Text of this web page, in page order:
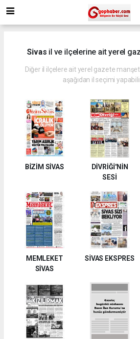
Sivas il ve ilçelerine ait yerel
Diğer il ilçelere ait yerel gazete
aşağıdan il seçimi
BİZİM SİVAS
DİVRİĞİ'NİN
SESİ
MEMLEKET
SİVAS
SİVAS EKSPRES